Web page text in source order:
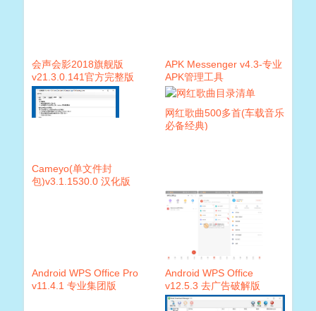
会声会影2018旗舰版
v21.3.0.141官方完整版
APK Messenger v4.3-专业
APK管理工具
Cameyo(单文件封
包)v3.1.1530.0 汉化版
网红歌曲500多首(车载音乐
必备经典)
Android WPS Office Pro
v11.4.1 专业集团版
Android WPS Office
v12.5.3 去广告破解版